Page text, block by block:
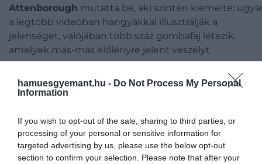
hamuesgyemant.hu - Do Not Process My Personal
Information
If you wish to opt-out of the sale, sharing to third parties, or
processing of your personal or sensitive information for
targeted advertising by us, please use the below opt-out
section to confirm your selection. Please note that after your
Attenborough mutatta be, aki szintén kiemelte:
a legtöbb videóban hangyákkal illusztrálják a
jelenséget, valójában több száz gombafaj létezik,
amelyek más-más élőlényre jelent veszélyt.